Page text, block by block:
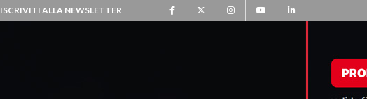
ISCRIVITI ALLA NEWSLETTER